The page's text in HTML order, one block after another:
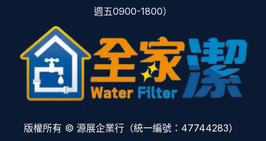
週五0900-1800）
版權所有 © 源展企業行（統一編號：47744283）